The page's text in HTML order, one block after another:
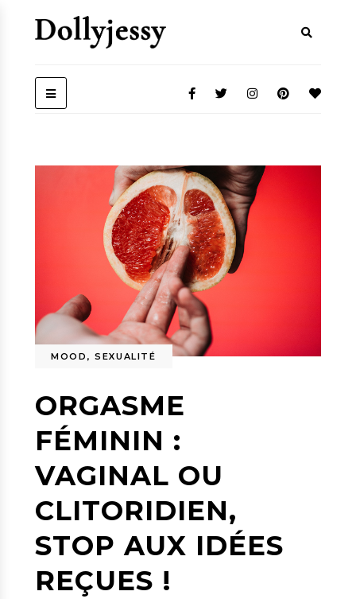
MOOD , SEXUALITÉ
ORGASME
FÉMININ :
VAGINAL OU
CLITORIDIEN,
STOP AUX IDÉES
REÇUES !